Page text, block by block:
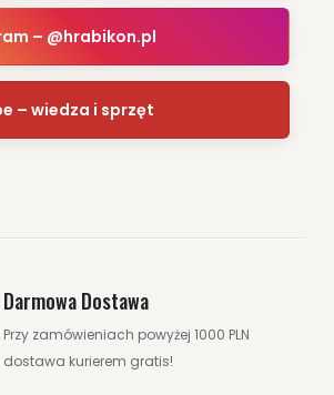
– @hrabikon.pl
– wiedza i sprzęt
Darmowa Dostawa
Przy zamówieniach powyżej 1000 PLN
dostawa kurierem gratis!